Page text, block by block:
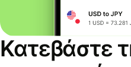
Κατεβάστε